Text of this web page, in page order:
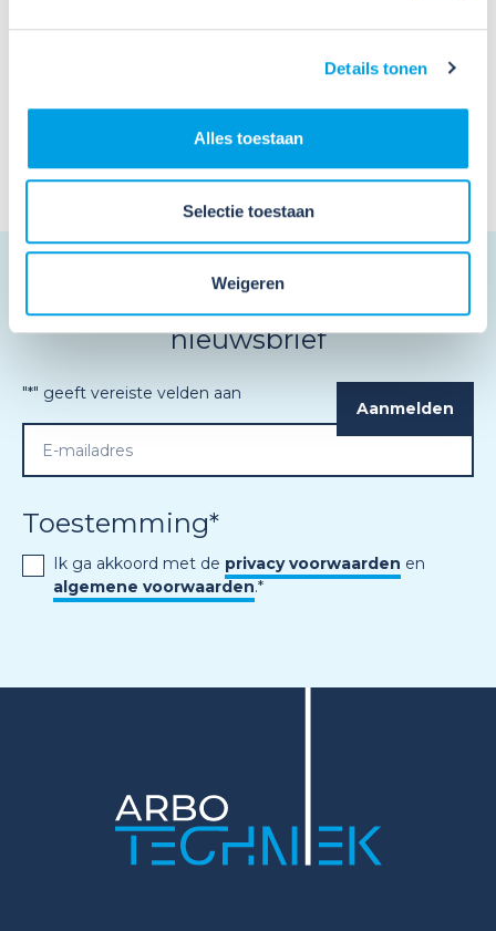
Details tonen
Alles toestaan
Selectie toestaan
Weigeren
Arbocatalogus
Schrijf je in en ontvang de
nieuwsbrief
"*" geeft vereiste velden aan
Toestemming*
Ik ga akkoord met de privacy voorwaarden en
algemene voorwaarden.*